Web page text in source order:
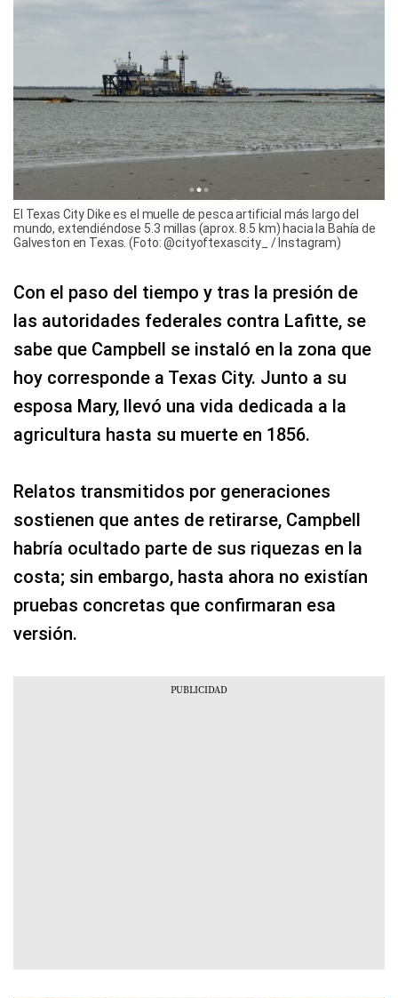
El Texas City Dike es el muelle de pesca artificial más largo del
mundo, extendiéndose 5.3 millas (aprox. 8.5 km) hacia la Bahía de
Galveston en Texas. (Foto: @cityoftexascity_ / Instagram)
Con el paso del tiempo y tras la presión de
las autoridades federales contra Lafitte, se
sabe que Campbell se instaló en la zona que
hoy corresponde a Texas City. Junto a su
esposa Mary, llevó una vida dedicada a la
agricultura hasta su muerte en 1856.
Relatos transmitidos por generaciones
sostienen que antes de retirarse, Campbell
habría ocultado parte de sus riquezas en la
costa; sin embargo, hasta ahora no existían
pruebas concretas que confirmaran esa
versión.